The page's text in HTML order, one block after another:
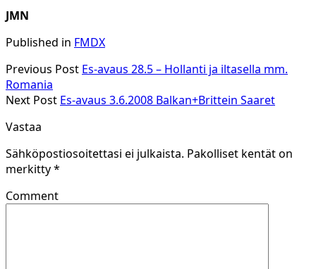
JMN
Published in FMDX
Previous Post Es-avaus 28.5 – Hollanti ja iltasella mm.
Romania
Next Post Es-avaus 3.6.2008 Balkan+Brittein Saaret
Vastaa
Sähköpostiosoitettasi ei julkaista. Pakolliset kentät on
merkitty*
Comment